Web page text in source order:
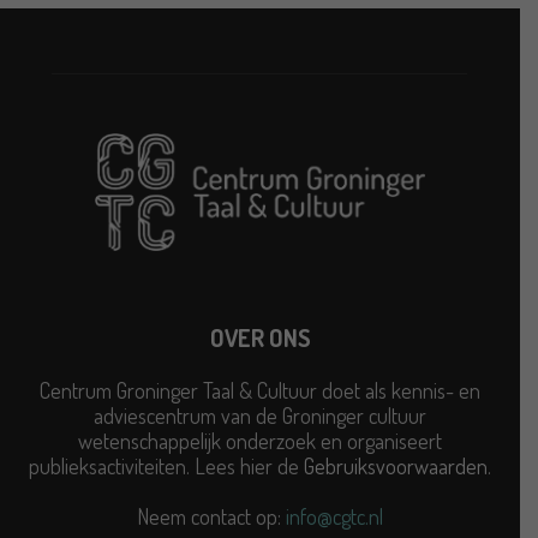
OVER ONS
Centrum Groninger Taal & Cultuur doet als kennis- en
adviescentrum van de Groninger cultuur
wetenschappelijk onderzoek en organiseert
publieksactiviteiten. Lees hier de Gebruiksvoorwaarden.
Neem contact op: info@cgtc.nl